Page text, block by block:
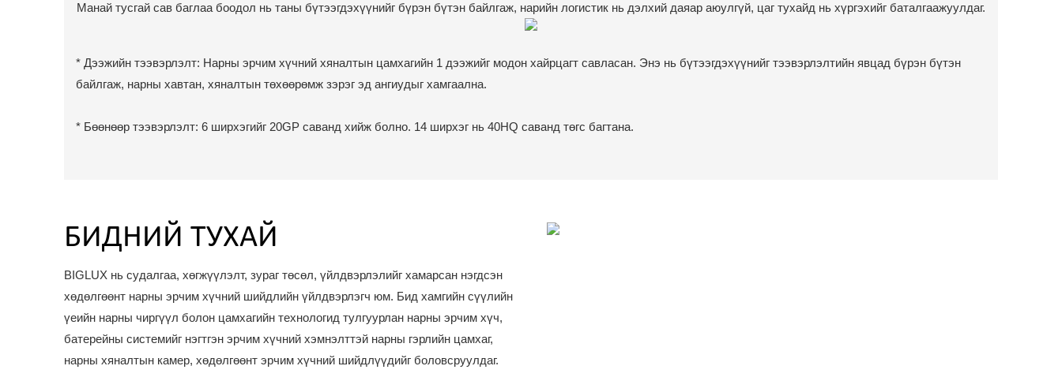
Манай тусгай сав баглаа боодол нь таны бүтээгдэхүүнийг бүрэн бүтэн байлгаж, нарийн логистик нь дэлхий даяар аюулгүй, цаг тухайд нь хүргэхийг баталгаажуулдаг.
* Дээжийн тээвэрлэлт: Нарны эрчим хүчний хяналтын цамхагийн 1 дээжийг модон хайрцагт савласан. Энэ нь бүтээгдэхүүнийг тээвэрлэлтийн явцад бүрэн бүтэн
байлгаж, нарны хавтан, хяналтын төхөөрөмж зэрэг эд ангиудыг хамгаална.
* Бөөнөөр тээвэрлэлт: 6 ширхэгийг 20GP саванд хийж болно. 14 ширхэг нь 40HQ саванд төгс багтана.
БИДНИЙ ТУХАЙ
BIGLUX нь судалгаа, хөгжүүлэлт, зураг төсөл, үйлдвэрлэлийг хамарсан нэгдсэн
хөдөлгөөнт нарны эрчим хүчний шийдлийн үйлдвэрлэгч юм. Бид хамгийн сүүлийн
үеийн нарны чиргүүл болон цамхагийн технологид тулгуурлан нарны эрчим хүч,
батерейны системийг нэгтгэн эрчим хүчний хэмнэлттэй нарны гэрлийн цамхаг,
нарны хяналтын камер, хөдөлгөөнт эрчим хүчний шийдлүүдийг боловсруулдаг.